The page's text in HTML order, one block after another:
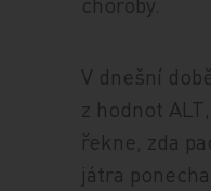
V dnešní
z hodnot
řekne, zda
játra